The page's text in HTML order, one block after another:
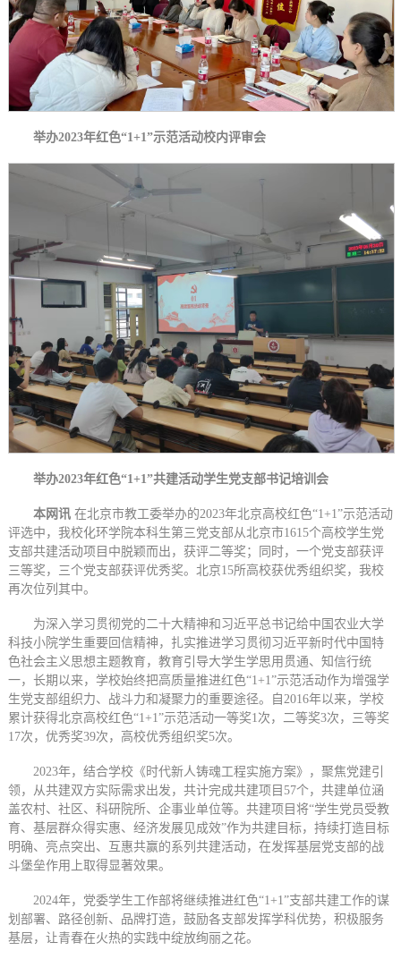
举办2023年红色“1+1”示范活动校内评审会
举办2023年红色“1+1”共建活动学生党支部书记培训会
本网讯 在北京市教工委举办的2023年北京高校红色“1+1”示范活动
评选中，我校化环学院本科生第三党支部从北京市1615个高校学生党
支部共建活动项目中脱颖而出，获评二等奖；同时，一个党支部获评
三等奖，三个党支部获评优秀奖。北京15所高校获优秀组织奖，我校
再次位列其中。
为深入学习贯彻党的二十大精神和习近平总书记给中国农业大学
科技小院学生重要回信精神，扎实推进学习贯彻习近平新时代中国特
色社会主义思想主题教育，教育引导大学生学思用贯通、知信行统
一，长期以来，学校始终把高质量推进红色“1+1”示范活动作为增强学
生党支部组织力、战斗力和凝聚力的重要途径。自2016年以来，学校
累计获得北京高校红色“1+1”示范活动一等奖1次，二等奖3次，三等奖
17次，优秀奖39次，高校优秀组织奖5次。
2023年，结合学校《时代新人铸魂工程实施方案》，聚焦党建引
领，从共建双方实际需求出发，共计完成共建项目57个，共建单位涵
盖农村、社区、科研院所、企事业单位等。共建项目将“学生党员受教
育、基层群众得实惠、经济发展见成效”作为共建目标，持续打造目标
明确、亮点突出、互惠共赢的系列共建活动，在发挥基层党支部的战
斗堡垒作用上取得显著效果。
2024年，党委学生工作部将继续推进红色“1+1”支部共建工作的谋
划部署、路径创新、品牌打造，鼓励各支部发挥学科优势，积极服务
基层，让青春在火热的实践中绽放绚丽之花。